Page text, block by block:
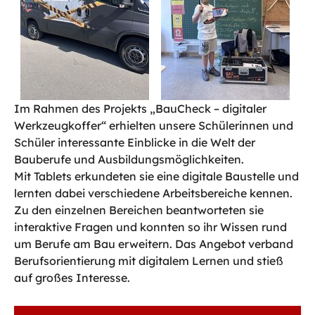
Im Rahmen des Projekts „BauCheck – digitaler
Werkzeugkoffer“ erhielten unsere Schülerinnen und
Schüler interessante Einblicke in die Welt der
Bauberufe und Ausbildungsmöglichkeiten.
Mit Tablets erkundeten sie eine digitale Baustelle und
lernten dabei verschiedene Arbeitsbereiche kennen.
Zu den einzelnen Bereichen beantworteten sie
interaktive Fragen und konnten so ihr Wissen rund
um Berufe am Bau erweitern. Das Angebot verband
Berufsorientierung mit digitalem Lernen und stieß
auf großes Interesse.